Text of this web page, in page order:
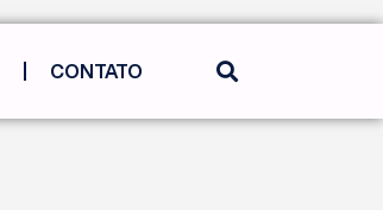
CONTATO